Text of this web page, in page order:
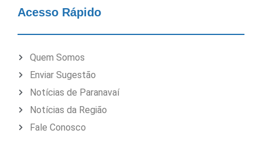
Acesso Rápido
Quem Somos
Enviar Sugestão
Notícias de Paranavaí
Notícias da Região
Fale Conosco